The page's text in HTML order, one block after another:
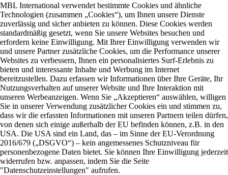
MBL International verwendet bestimmte Cookies und ähnliche
Technologien (zusammen „Cookies“), um Ihnen unsere Dienste
zuverlässig und sicher anbieten zu können. Diese Cookies werden
standardmäßig gesetzt, wenn Sie unsere Websites besuchen und
erfordern keine Einwilligung. Mit Ihrer Einwilligung verwenden wir
und unsere Partner zusätzliche Cookies, um die Performance unserer
Websites zu verbessern, Ihnen ein personalisiertes Surf-Erlebnis zu
bieten und interessante Inhalte und Werbung im Internet
bereitzustellen. Dazu erfassen wir Informationen über Ihre Geräte, Ihr
Nutzungsverhalten auf unserer Website und Ihre Interaktion mit
unseren Werbeanzeigen. Wenn Sie „Akzeptieren“ auswählen, willigen
Sie in unserer Verwendung zusätzlicher Cookies ein und stimmen zu,
dass wir die erfassten Informationen mit unseren Partnern teilen dürfen,
von denen sich einige außerhalb der EU befinden können, z.B. in den
USA. Die USA sind ein Land, das – im Sinne der EU-Verordnung
2016/679 („DSGVO“) – kein angemessenes Schutzniveau für
personenbezogene Daten bietet. Sie können Ihre Einwilligung jederzeit
widerrufen bzw. anpassen, indem Sie die Seite
"Datenschutzeinstellungen" aufrufen.